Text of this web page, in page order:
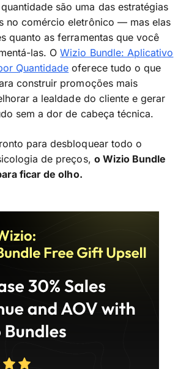
são uma das estratégias
no comércio eletrônico — mas elas
quanto as ferramentas que você
las. OWizio Bundle: Aplicativo
Quantidade oferece tudo o que
construir promoções mais
a lealdade do cliente e gerar
sem a dor de cabeça técnica.
para desbloquear todo o
de preços, o Wizio Bundle
ficar de olho.